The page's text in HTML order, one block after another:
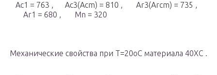
Ac1 = 763 , Ac3(Acm) = 810 , Ar3(Arcm) = 735 ,
Ar1 = 680 , Mn = 320
Механические свойства при Т=20oС материала 40ХС .